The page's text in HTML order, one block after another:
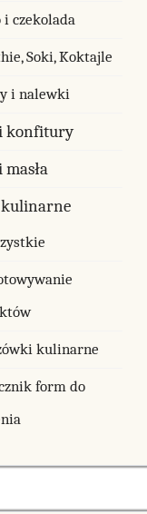
i czekolada
Soki, Koktajle
i nalewki
konfitury
kulinarne
form do